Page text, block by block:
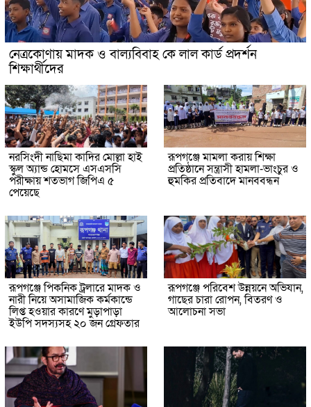
নেত্রকোণায় মাদক ও বাল্যবিবাহ কে লাল কার্ড প্রদর্শন
শিক্ষার্থীদের
নরসিংদী নাছিমা কাদির মোল্লা হাই
স্কুল অ্যান্ড হোমসে এসএসসি
পরীক্ষায় শতভাগ জিপিএ ৫
পেয়েছে
রূপগঞ্জে মামলা করায় শিক্ষা
প্রতিষ্ঠানে সন্ত্রাসী হামলা-ভাংচুর ও
হুমকির প্রতিবাদে মানববন্ধন
রূপগঞ্জে পিকনিক ট্রলারে মাদক ও
নারী নিয়ে অসামাজিক কর্মকান্ডে
লিপ্ত হওয়ার কারণে মুড়াপাড়া
ইউপি সদস্যসহ ২০ জন গ্রেফতার
রূপগঞ্জে পরিবেশ উন্নয়নে অভিযান,
গাছের চারা রোপন, বিতরণ ও
আলোচনা সভা